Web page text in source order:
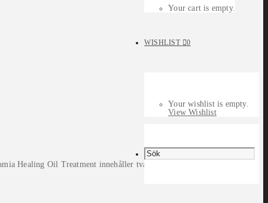
Your cart is empty.
WISHLIST 0
Your wishlist is empty.
View Wishlist
Healing Oil Treatment innehåller två av